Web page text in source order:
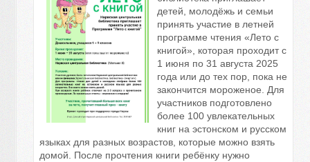
детей, молодёжь и семьи
принять участие в летней
программе чтения «Лето с
книгой», которая проходит с
1 июня по 31 августа 2025
года или до тех пор, пока не
закончится мороженое. Для
участников подготовлено
более 100 увлекательных
книг на эстонском и русском
языках для разных возрастов, которые можно взять
домой. После прочтения книги ребёнку нужно